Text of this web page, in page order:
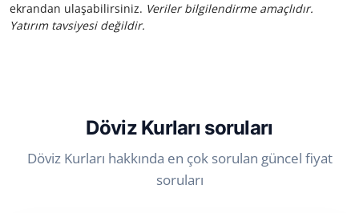
ekrandan ulaşabilirsiniz. Veriler bilgilendirme amaçlıdır.
Yatırım tavsiyesi değildir.
Döviz Kurları soruları
Döviz Kurları hakkında en çok sorulan güncel fiyat
soruları